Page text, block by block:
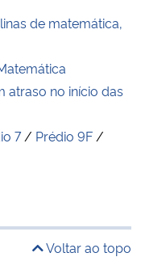
de matemática,
atraso no início das
7/ Prédio 9F /
Voltar ao topo